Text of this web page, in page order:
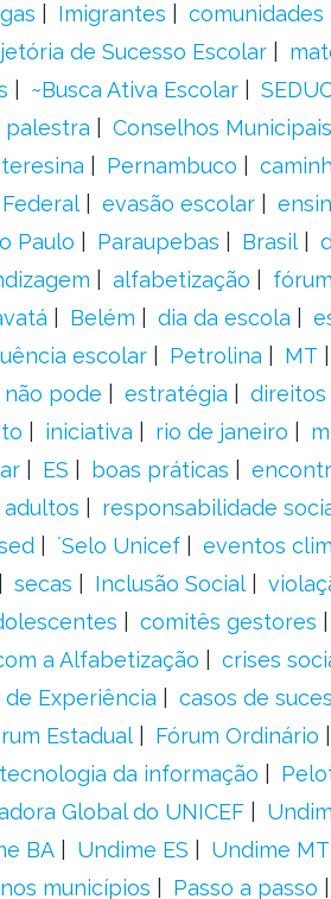
Imigrantes comunidades
de Sucesso Escolar
~Busca Ativa Escolar
palestra Conselhos Municipais
teresina Pernambuco
evasão escolar
Paulo Paraupebas Brasil
alfabetização
Belém dia da escola
escolar Petrolina MT
pode estratégia direitos
iniciativa rio de janeiro
ES boas práticas
responsabilidade
´Selo Unicef eventos
secas Inclusão Social
comitês gestores
a Alfabetização
crises
de Experiência casos de
Estadual Fórum Ordinário
tecnologia da informação
Global do UNICEF
BA Undime ES Undime MT
municípios Passo a passo